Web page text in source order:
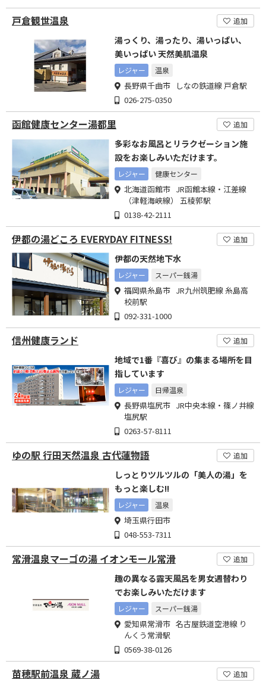
戸倉観世温泉 追加
湯っくり、湯ったり、湯いっぱい、
美いっぱい 天然美肌温泉
レジャー 温泉
長野県千曲市 しなの鉄道線 戸倉駅
026-275-0350
函館健康センター湯都里 追加
多彩なお風呂とリラクゼーション施
設をお楽しみいただけます。
レジャー 健康センター
北海道函館市 JR函館本線・江差線
（津軽海峡線） 五稜郭駅
0138-42-2111
伊都の湯どころ EVERYDAY FITNESS! 追加
伊都の天然地下水
レジャー スーパー銭湯
福岡県糸島市 JR九州筑肥線 糸島高
校前駅
092-331-1000
信州健康ランド 追加
地域で1番『喜び』の集まる場所を目
指しています
レジャー 日帰温泉
長野県塩尻市 JR中央本線・篠ノ井線
塩尻駅
0263-57-8111
ゆの駅 行田天然温泉 古代蓮物語 追加
しっとりツルツルの「美人の湯」を
もっと楽しむ!!
レジャー 温泉
埼玉県行田市
048-553-7311
常滑温泉マーゴの湯 イオンモール常滑 追加
趣の異なる露天風呂を男女週替わり
でお楽しみいただけます
レジャー スーパー銭湯
愛知県常滑市 名古屋鉄道空港線 り
んくう常滑駅
0569-38-0126
苗穂駅前温泉 蔵ノ湯 追加